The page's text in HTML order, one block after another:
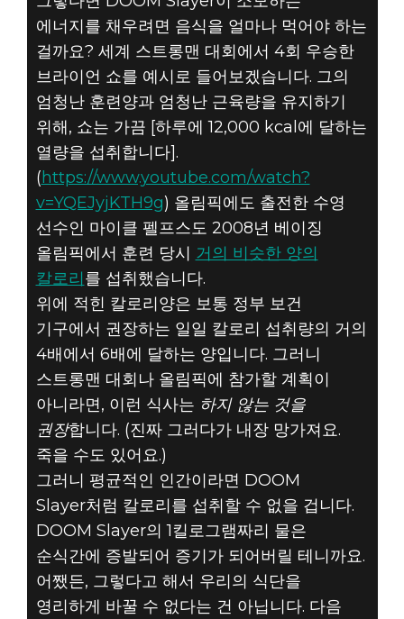
에너지를 채우려면 음식을 얼마나 먹어야 하는
걸까요? 세계 스트롱맨 대회에서 4회 우승한
브라이언 쇼를 예시로 들어보겠습니다. 그의
엄청난 훈련양과 엄청난 근육량을 유지하기
위해, 쇼는 가끔 [하루에 12,000 kcal에 달하는
열량을 섭취합니다].
(https://www.youtube.com/watch?
v=YQEJyjKTH9g) 올림픽에도 출전한 수영
선수인 마이클 펠프스도 2008년 베이징
올림픽에서 훈련 당시 거의 비슷한 양의
칼로리를 섭취했습니다.
위에 적힌 칼로리양은 보통 정부 보건
기구에서 권장하는 일일 칼로리 섭취량의 거의
4배에서 6배에 달하는 양입니다. 그러니
스트롱맨 대회나 올림픽에 참가할 계획이
아니라면, 이런 식사는 하지 않는 것을
권장합니다. (진짜 그러다가 내장 망가져요.
죽을 수도 있어요.)
그러니 평균적인 인간이라면 DOOM
Slayer처럼 칼로리를 섭취할 수 없을 겁니다.
DOOM Slayer의 1킬로그램짜리 물은
순식간에 증발되어 증기가 되어버릴 테니까요.
어쨌든, 그렇다고 해서 우리의 식단을
영리하게 바꿀 수 없다는 건 아닙니다. 다음